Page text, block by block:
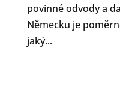
povinné odvody a
Německu je
jaký...